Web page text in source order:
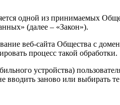
одной из принимаемых
(далее – «Закон»).
веб-сайта Общества с
процесс такой обработки.
устройства)
заново или выбирать